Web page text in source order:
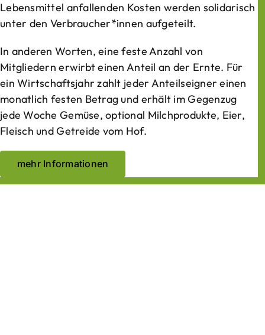
Lebens­mittel anfallenden Kosten werden solidarisch
unter den Verbraucher*­innen aufgeteilt.
In anderen Worten, eine feste Anzahl von
Mitgliedern erwirbt einen Anteil an der Ernte. Für
ein Wirtschaftsjahr zahlt jeder Anteilseigner einen
monatlich festen Betrag und erhält im Gegenzug
jede Woche Gemüse, optional Milchprodukte, Eier,
Fleisch und Getreide vom Hof.
mehr Informationen